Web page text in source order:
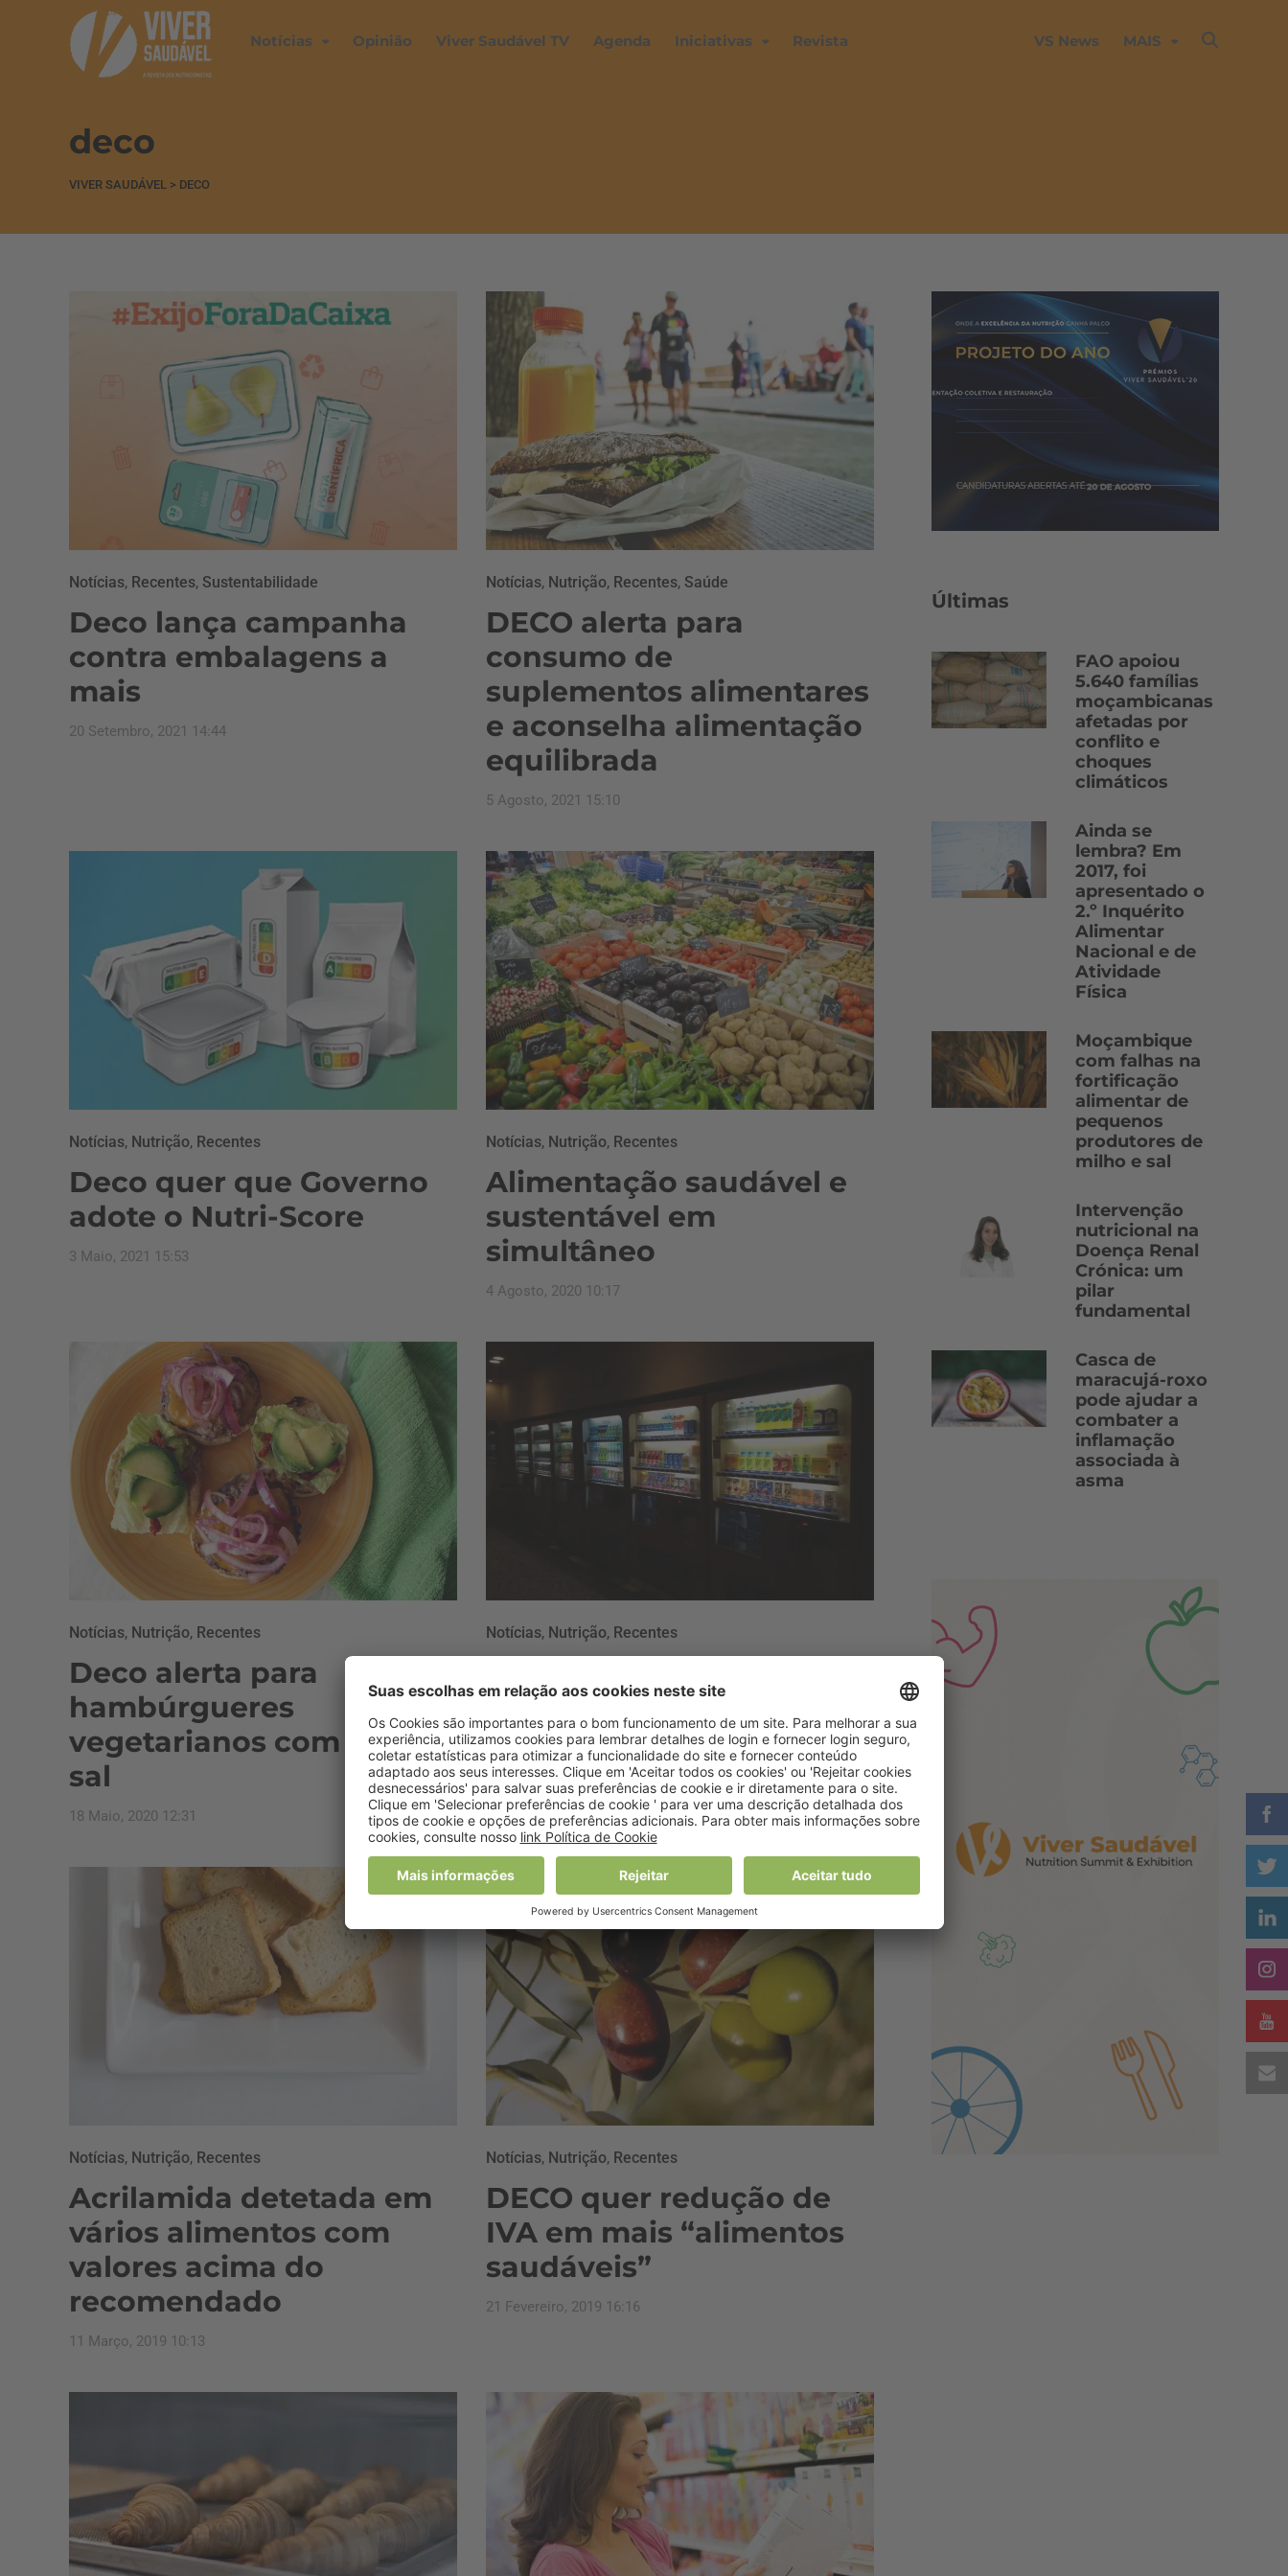
Notícias Opinião Viver Saudável TV Agenda Iniciativas Revista VS News MAIS
deco
VIVER SAUDÁVEL > DECO
Notícias, Recentes, Sustentabilidade
Deco lança campanha
contra embalagens a
mais
20 Setembro, 2021 14:44
Notícias, Nutrição, Recentes, Saúde
DECO alerta para
consumo de
suplementos alimentares
e aconselha alimentação
equilibrada
5 Agosto, 2021 15:10
Notícias, Nutrição, Recentes
Deco quer que Governo
adote o Nutri-Score
3 Maio, 2021 15:53
Notícias, Nutrição, Recentes
Alimentação saudável e
sustentável em
simultâneo
4 Agosto, 2020 10:17
Notícias, Nutrição, Recentes
Deco alerta para
hambúrgueres
vegetarianos com muito
sal
18 Maio, 2020 12:31
Notícias, Nutrição, Recentes
automática nas
universidades apenas
com 3% de fruta
15 Julho, 2019 10:40
Notícias, Nutrição, Recentes
Acrilamida detetada em
vários alimentos com
valores acima do
recomendado
11 Março, 2019 10:13
Notícias, Nutrição, Recentes
DECO quer redução de
IVA em mais “alimentos
saudáveis”
21 Fevereiro, 2019 16:16
Últimas
FAO apoiou
5.640 famílias
moçambicanas
afetadas por
conflito e
choques
climáticos
Ainda se
lembra? Em
2017, foi
apresentado o
2.º Inquérito
Alimentar
Nacional e de
Atividade
Física
Moçambique
com falhas na
fortificação
alimentar de
pequenos
produtores de
milho e sal
Intervenção
nutricional na
Doença Renal
Crónica: um
pilar
fundamental
Casca de
maracujá-roxo
pode ajudar a
combater a
inflamação
associada à
asma